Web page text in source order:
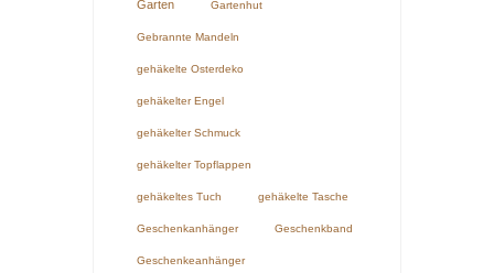
Garten Gartenhut
Gebrannte Mandeln
gehäkelte Osterdeko
gehäkelter Engel
gehäkelter Schmuck
gehäkelter Topflappen
gehäkeltes Tuch gehäkelte Tasche
Geschenkanhänger Geschenkband
Geschenkeanhänger